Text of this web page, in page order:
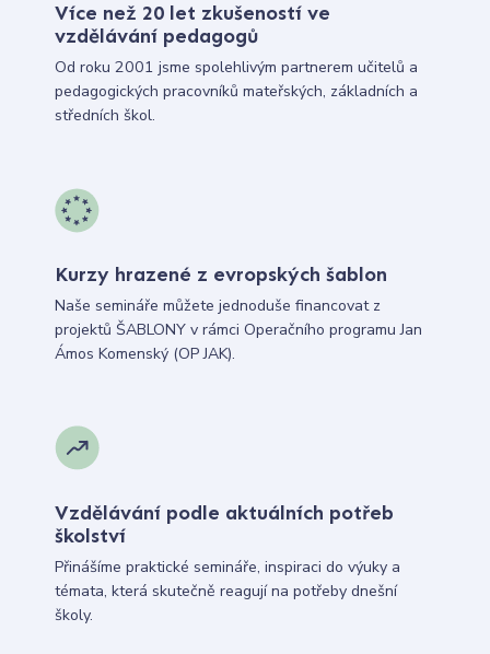
Více než 20 let zkušeností ve
vzdělávání pedagogů
Od roku 2001 jsme spolehlivým partnerem učitelů a
pedagogických pracovníků mateřských, základních a
středních škol.
Kurzy hrazené z evropských šablon
Naše semináře můžete jednoduše financovat z
projektů ŠABLONY v rámci Operačního programu Jan
Ámos Komenský (OP JAK).
Vzdělávání podle aktuálních potřeb
školství
Přinášíme praktické semináře, inspiraci do výuky a
témata, která skutečně reagují na potřeby dnešní
školy.